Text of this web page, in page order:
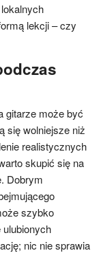
lekcji – czy
gitarze może być
się wolniejsze niż
realistycznych
skupić się na
Dobrym
szybko
nic nie sprawia